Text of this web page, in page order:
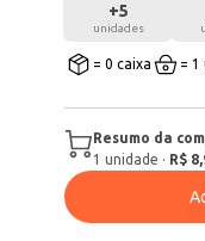
+5
unidades
= 0 caixa = 1
Resumo da
1 unidade · R$